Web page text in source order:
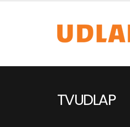
TVUDLAP